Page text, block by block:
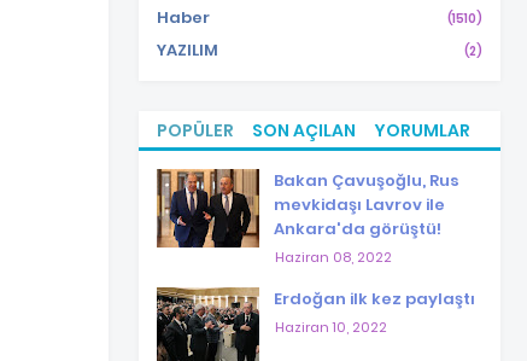
Haber (1510)
YAZILIM (2)
POPÜLER SON AÇILAN YORUMLAR
Bakan Çavuşoğlu, Rus
mevkidaşı Lavrov ile
Ankara'da görüştü!
Haziran 08, 2022
Erdoğan ilk kez paylaştı
Haziran 10, 2022